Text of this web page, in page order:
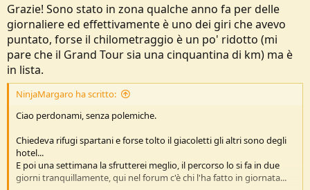
Grazie! Sono stato in zona qualche anno fa per delle
giornaliere ed effettivamente è uno dei giri che avevo
puntato, forse il chilometraggio è un po' ridotto (mi
pare che il Grand Tour sia una cinquantina di km) ma è
in lista.
NinjaMargaro ha scritto:
Ciao perdonami, senza polemiche.
Chiedeva rifugi spartani e forse tolto il giacoletti gli altri sono degli
hotel...
E poi una settimana la sfrutterei meglio, il percorso lo si fa in due
giorni tranquillamente, qui nel forum c'è chi l'ha fatto in giornata...